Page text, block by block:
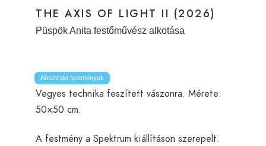
THE AXIS OF LIGHT II (2026)
Püspök Anita festőművész alkotása
Absztrakt festmények
Vegyes technika feszített vászonra. Mérete:
50×50 cm.
A festmény a Spektrum kiállításon szerepelt.